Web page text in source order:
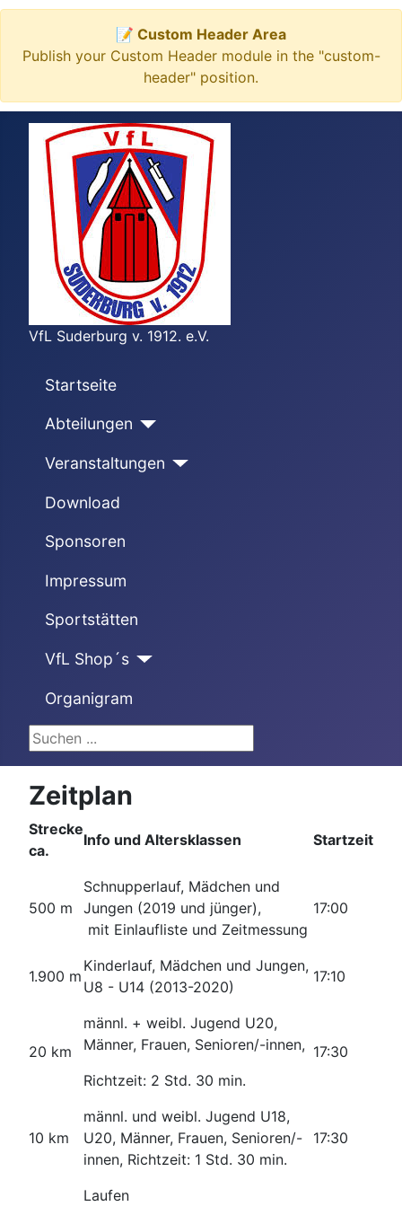
📝 Custom Header Area
Publish your Custom Header module in the "custom-
header" position.
VfL Suderburg v. 1912. e.V.
Startseite
Abteilungen
Veranstaltungen
Download
Sponsoren
Impressum
Sportstätten
VfL Shop´s
Organigram
Suchen ...
Zeitplan
Strecke
ca.
Info und Altersklassen Startzeit
500 m
Schnupperlauf, Mädchen und
Jungen (2019 und jünger),
mit Einlaufliste und Zeitmessung
17:00
1.900 m
Kinderlauf, Mädchen und Jungen,
U8 - U14 (2013-2020)
17:10
20 km
männl. + weibl. Jugend U20,
Männer, Frauen, Senioren/-innen,
Richtzeit: 2 Std. 30 min.
17:30
10 km
männl. und weibl. Jugend U18,
U20, Männer, Frauen, Senioren/-
innen, Richtzeit: 1 Std. 30 min.
17:30
Laufen